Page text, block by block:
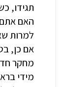
תגידו,
האם אתם
למרות
אם כן,
מחקר
מידי